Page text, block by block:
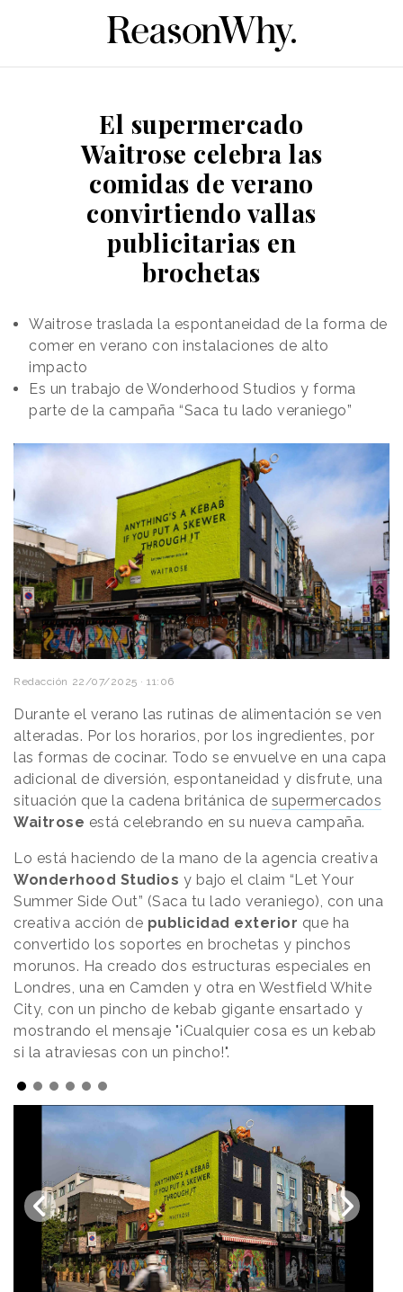
El supermercado
Waitrose celebra las
comidas de verano
convirtiendo vallas
publicitarias en
brochetas
Waitrose traslada la espontaneidad de la forma de
comer en verano con instalaciones de alto
impacto
Es un trabajo de Wonderhood Studios y forma
parte de la campaña “Saca tu lado veraniego”
Redacción 22/07/2025 · 11:06
Durante el verano las rutinas de alimentación se ven
alteradas. Por los horarios, por los ingredientes, por
las formas de cocinar. Todo se envuelve en una capa
adicional de diversión, espontaneidad y disfrute, una
situación que la cadena británica de supermercados
Waitrose está celebrando en su nueva campaña.
Lo está haciendo de la mano de la agencia creativa
Wonderhood Studios y bajo el claim “Let Your
Summer Side Out” (Saca tu lado veraniego), con una
creativa acción de publicidad exterior que ha
convertido los soportes en brochetas y pinchos
morunos. Ha creado dos estructuras especiales en
Londres, una en Camden y otra en Westfield White
City, con un pincho de kebab gigante ensartado y
mostrando el mensaje "¡Cualquier cosa es un kebab
si la atraviesas con un pincho!".